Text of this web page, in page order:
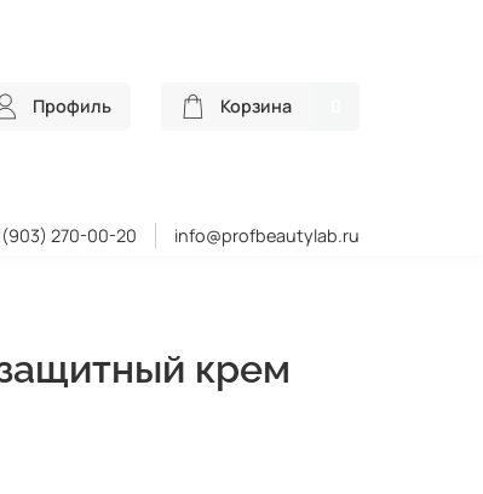
Профиль Корзина
270-00-20 info@profbeautylab.ru
крем